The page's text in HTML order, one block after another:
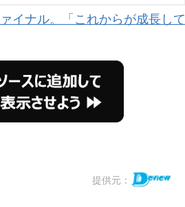
イナル。「これからが成長して
提供元：